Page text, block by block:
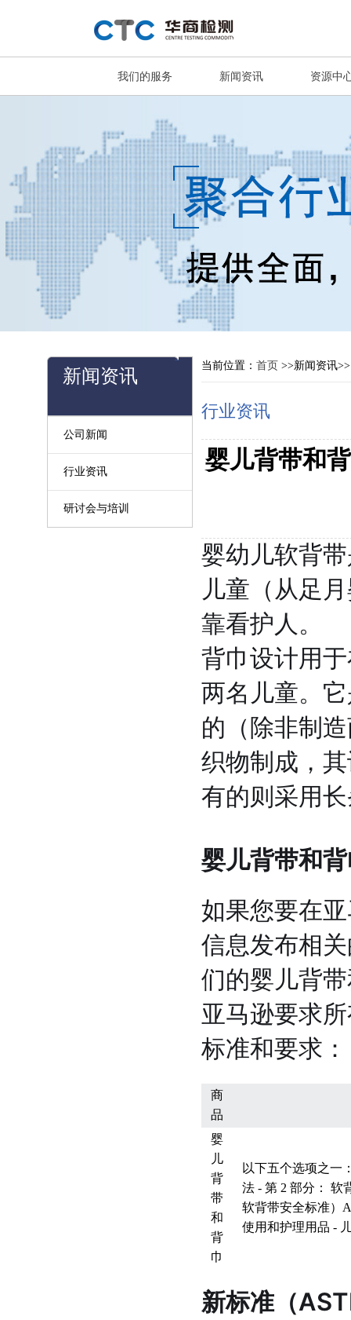
我们的服务 新闻资讯 资源中
新闻资讯
公司新闻
行业资讯
研讨会与培训
当前位置： 首页 >>新闻资讯
行业资讯
婴儿背带和
婴幼儿软背
儿童（从足
靠看护人。
背巾设计用
两名儿童。
的（除非制
织物制成，
有的则采用
婴儿背带和
如果您要在
信息发布相
们的婴儿背
亚马逊要求
标准和要求：
商
品
婴
儿
背
带
和
背
巾
以下五个选项之一
法 - 第 2 部分： 软
软背带安全标准）
使用和护理用品 -
新标准（